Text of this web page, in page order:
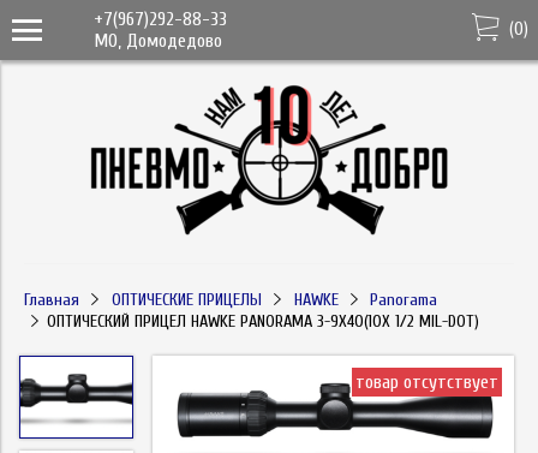
+7(967)292-88-33
МО, Домодедово
(0)
Главная ОПТИЧЕСКИЕ ПРИЦЕЛЫ HAWKE
Panorama
ОПТИЧЕСКИЙ ПРИЦЕЛ HAWKE PANORAMA 3-9X40(10Х 1/2 MIL-DOT)
товар отсутствует